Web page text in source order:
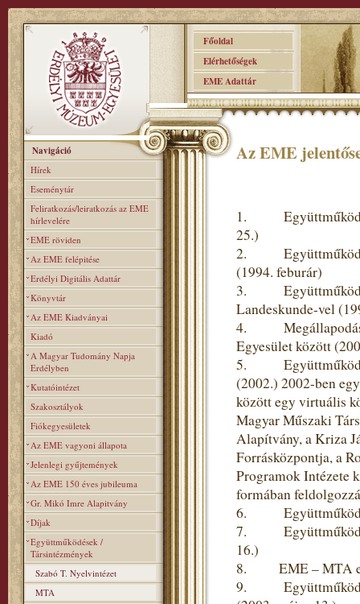
Főoldal
Elérhetőségek
EME Adattár
Navigáció
Hírek
Eseménytár
Feliratkozás/leiratkozás az EME
hírlevelére
EME röviden
Az EME felépitése
Erdélyi Digitális Adattár
Könyvtár
Az EME Kiadványai
Kiadó
A Magyar Tudomány Napja
Erdélyben
Kutatóintézet
Szakosztályok
Fiókegyesületek
Az EME vagyoni állapota
Jelenlegi gyűjtemények
Az EME 150 éves jubileuma
Gr. Mikó Imre Alapitvány
Díjak
Együttműködések /
Társintézmények
Szabó T. Nyelvintézet
MTA
Az EME
1. Együttműködési
25.)
2. Együttműködési
(1994. feburár)
3. Együttműködési
Landeskunde-vel
4. Megállapodás a
Egyesület között
5. Együttműködés
(2002.) 2002-ben
között egy virtuális
Magyar Műszaki
Alapítvány, a Kriza
Forrásközpontja, a
Programok Intézete
formában
6. Együttműködési
7. Együttműködési
16.)
8. EME – MTA
9. Együttműködési